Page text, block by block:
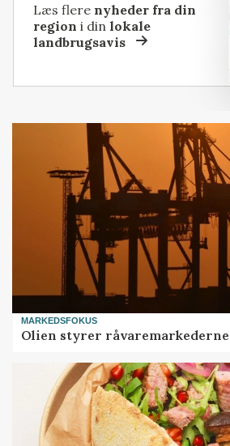
Læs flere nyheder fra din
region i dinlokale
landbrugsavis
MARKEDSFOKUS
Olien styrer råvaremarkederne